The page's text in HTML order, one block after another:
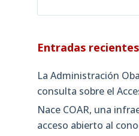
Entradas recientes
La Administración
consulta sobre el
Nace COAR, una
acceso abierto al